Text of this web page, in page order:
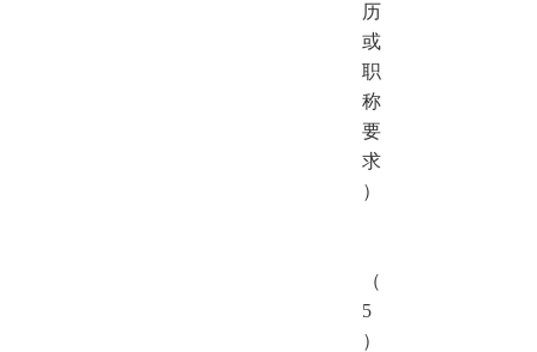
历
或
职
称
要
求
）
（
5
）